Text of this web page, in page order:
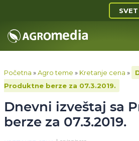
Početna »Agro teme » Kretanje cena »
Produktne berze za 07.3.2019.
Dnevni izveštaj sa
berze za 07.3.2019.